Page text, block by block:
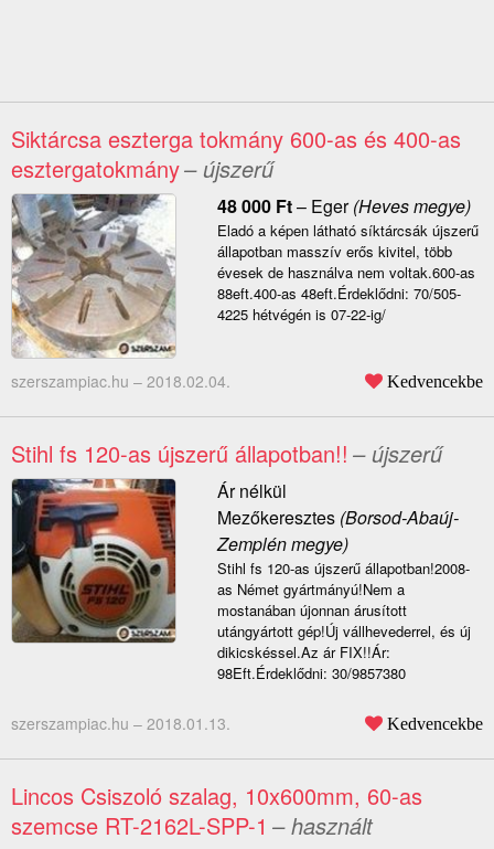
Siktárcsa eszterga tokmány 600-as és 400-as
esztergatokmány– újszerű
48 000 Ft– Eger(Heves megye)
Eladó a képen látható síktárcsák újszerű
állapotban masszív erős kivitel, több
évesek de használva nem voltak.600-as
88eft.400-as 48eft.Érdeklődni: 70/505-
4225 hétvégén is 07-22-ig/
szerszampiac.hu – 2018.02.04. Kedvencekbe
Stihl fs 120-as újszerű állapotban!! – újszerű
Ár nélkül
Mezőkeresztes(Borsod-Abaúj-
Zemplén megye)
Stihl fs 120-as újszerű állapotban!2008-
as Német gyártmányú!Nem a
mostanában újonnan árusított
utángyártott gép!Új vállhevederrel, és új
dikicskéssel.Az ár FIX!!Ár:
98Eft.Érdeklődni: 30/9857380
szerszampiac.hu – 2018.01.13. Kedvencekbe
Lincos Csiszoló szalag, 10x600mm, 60-as
szemcse RT-2162L-SPP-1 – használt